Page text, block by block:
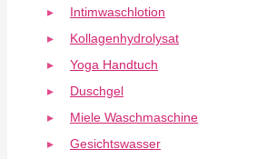
Intimwaschlotion
Kollagenhydrolysat
Yoga Handtuch
Duschgel
Miele Waschmaschine
Gesichtswasser